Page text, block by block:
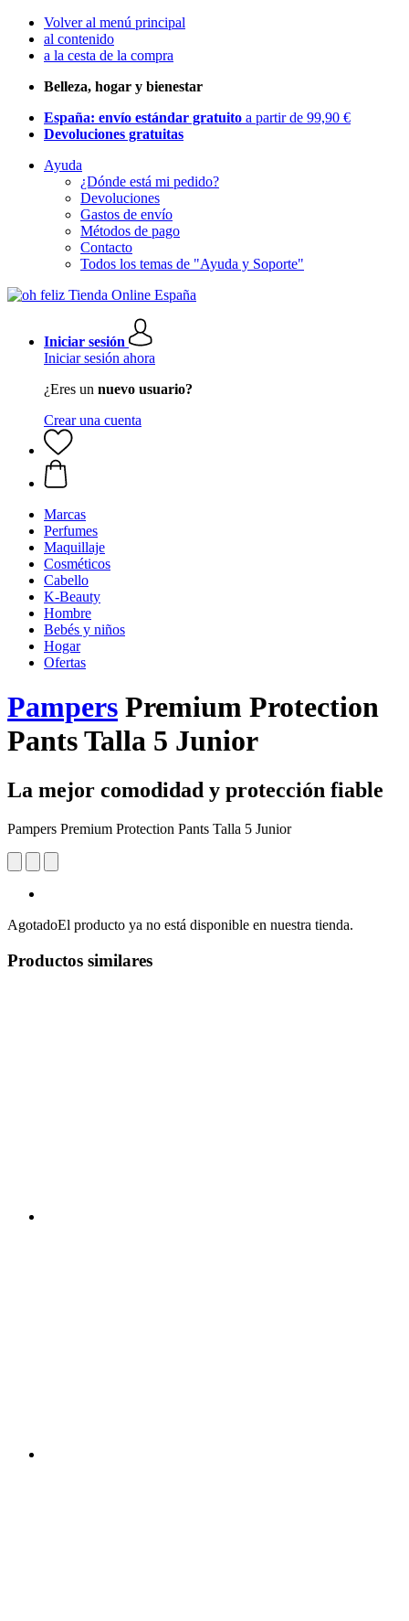
Volver al menú principal
al contenido
a la cesta de la compra
Belleza, hogar y bienestar
España: envío estándar gratuito a partir de 99,90 €
Devoluciones gratuitas
Ayuda
¿Dónde está mi pedido?
Devoluciones
Gastos de envío
Métodos de pago
Contacto
Todos los temas de "Ayuda y Soporte"
Iniciar sesión
Iniciar sesión ahora
¿Eres un nuevo usuario?
Crear una cuenta
Marcas
Perfumes
Maquillaje
Cosméticos
Cabello
K-Beauty
Hombre
Bebés y niños
Hogar
Ofertas
Pampers Premium Protection
Pants Talla 5 Junior
La mejor comodidad y protección fiable
Pampers Premium Protection Pants Talla 5 Junior
AgotadoEl producto ya no está disponible en nuestra tienda.
Productos similares